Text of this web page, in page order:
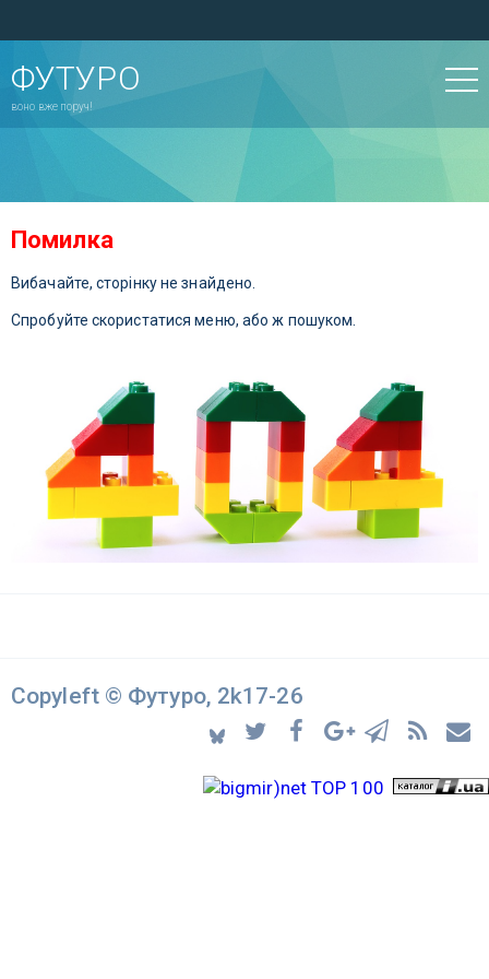
ФУТУРО
воно вже поруч!
Помилка
Вибачайте, сторінку не знайдено.
Спробуйте скористатися меню, або ж пошуком.
Copyleft © Футуро, 2k17-26